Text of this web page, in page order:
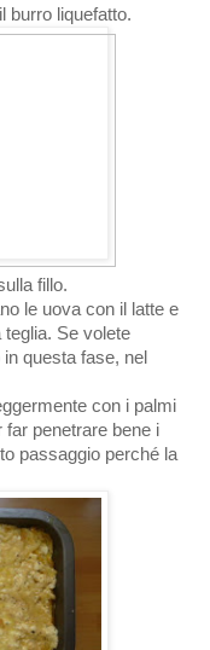
burro liquefatto.
fillo.
le uova con il latte e
Se volete
questa fase, nel
con i palmi
far penetrare bene i
passaggio perché la